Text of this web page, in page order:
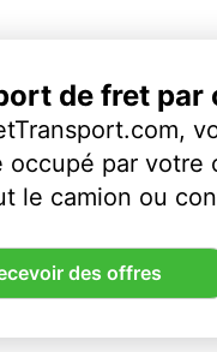
de fret par
occupé par votre
le camion ou
des offres